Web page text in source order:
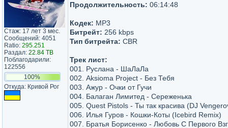
Стаж: 17 лет 3 мес.
Сообщений: 4051
Ratio: 295.251
Раздал: 22.84 TB
Поблагодарили:
122556
100%
Откуда: Кривой Рог
Продолжительность: 06:14:48
Кодек: MP3
Битрейт: 256 kbps
Тип битрейта: CBR
Трек лист:
001. Руслана - ШаЛаЛа
002. Aksioma Project - Без Тебя
003. Ажур - Очки от Гучи
004. Балаган Лимитед - Сереженька
005. Quest Pistols - Ты так красива (DJ
006. Илья Гуров - Кошки-Коты (Icebird Remix)
007. Братья Борисенко - Любовь С Первого